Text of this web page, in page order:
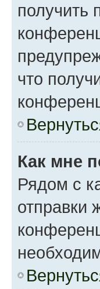
получить
что
Как мне
Рядом с
отправки